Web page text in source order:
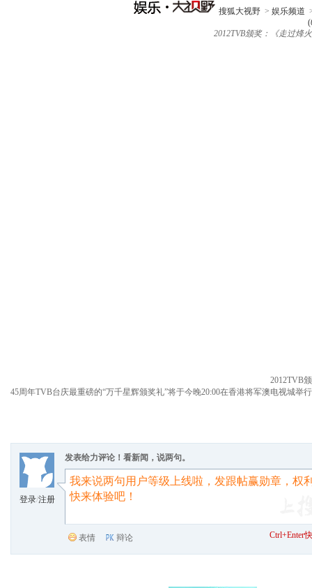
搜狐大视野 > 娱乐频道
(
2012TVB颁奖：《走过烽
2012TVB
45周年TVB台庆最重磅的“万千星辉颁奖礼”将于今晚20:00在香港将军澳电视城举
登录/注册
发表给力评论！看新闻，说两句。
表情 辩论 Ctrl+Enter